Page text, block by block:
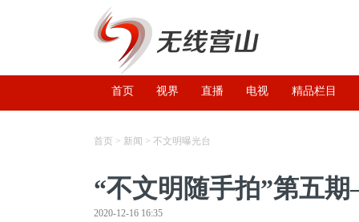
首页 视界 直播 电视 精品栏目
首页 > 新闻 > 不文明曝光台
“不文明随手拍”第五
2020-12-16 16:35